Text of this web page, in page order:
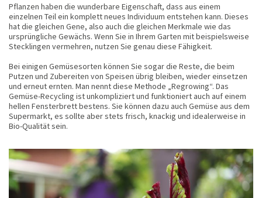
Pflanzen haben die wunderbare Eigenschaft, dass aus einem
einzelnen Teil ein komplett neues Individuum entstehen kann. Dieses
hat die gleichen Gene, also auch die gleichen Merkmale wie das
ursprüngliche Gewächs. Wenn Sie in Ihrem Garten mit beispielsweise
Stecklingen vermehren, nutzen Sie genau diese Fähigkeit.
Bei einigen Gemüsesorten können Sie sogar die Reste, die beim
Putzen und Zubereiten von Speisen übrig bleiben, wieder einsetzen
und erneut ernten. Man nennt diese Methode „Regrowing“. Das
Gemüse-Recycling ist unkompliziert und funktioniert auch auf einem
hellen Fensterbrett bestens. Sie können dazu auch Gemüse aus dem
Supermarkt, es sollte aber stets frisch, knackig und idealerweise in
Bio-Qualität sein.